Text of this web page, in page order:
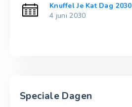
Knuffel Je Kat Dag 2030
4 juni 2030
Speciale Dagen